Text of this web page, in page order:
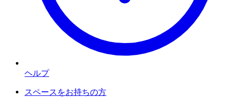
ヘルプ
スペースをお持ちの方